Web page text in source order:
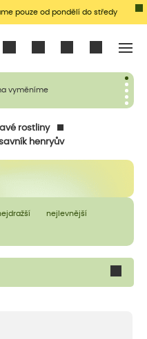
pouze od pondělí do středy
vyměníme
rostliny
henryův
nejlevnější